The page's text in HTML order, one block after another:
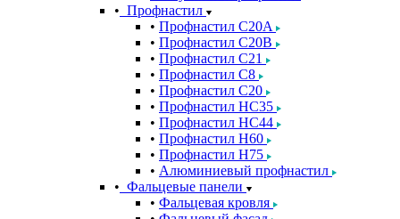
Профнастил
Профнастил С20A
Профнастил С20B
Профнастил С21
Профнастил С8
Профнастил С20
Профнастил НС35
Профнастил НС44
Профнастил Н60
Профнастил Н75
Алюминиевый профнастил
Фальцевые панели
Фальцевая кровля